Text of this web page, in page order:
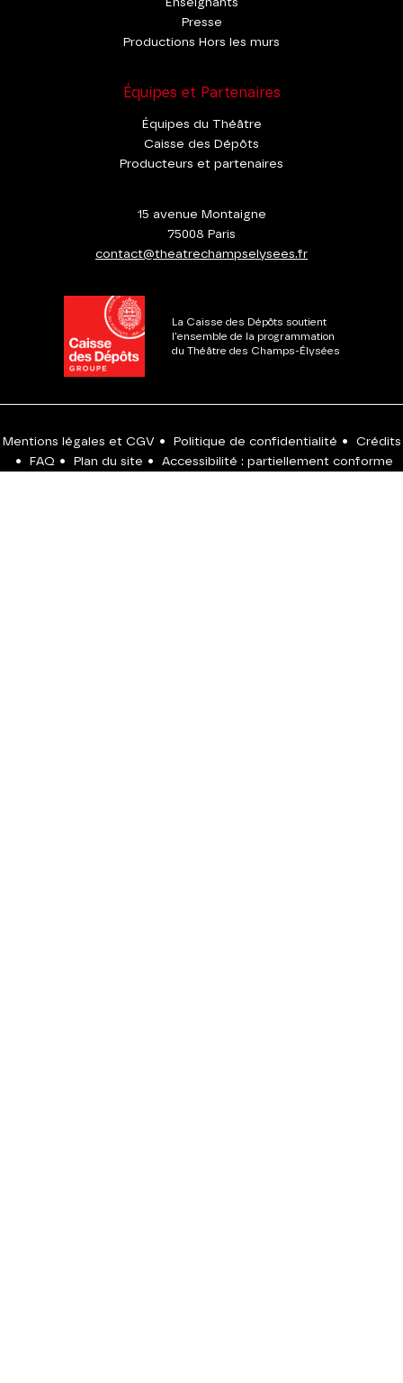
Enseignants
Presse
Productions Hors les murs
Équipes et Partenaires
Équipes du Théâtre
Caisse des Dépôts
Producteurs et partenaires
15 avenue Montaigne
75008 Paris
contact@theatrechampselysees.fr
La Caisse des Dépôts soutient
l'ensemble de la programmation
du Théâtre des Champs-Élysées
Mentions légales et CGV • Politique de confidentialité •
Crédits
•
FAQ • Plan du site • Accessibilité : partiellement conforme